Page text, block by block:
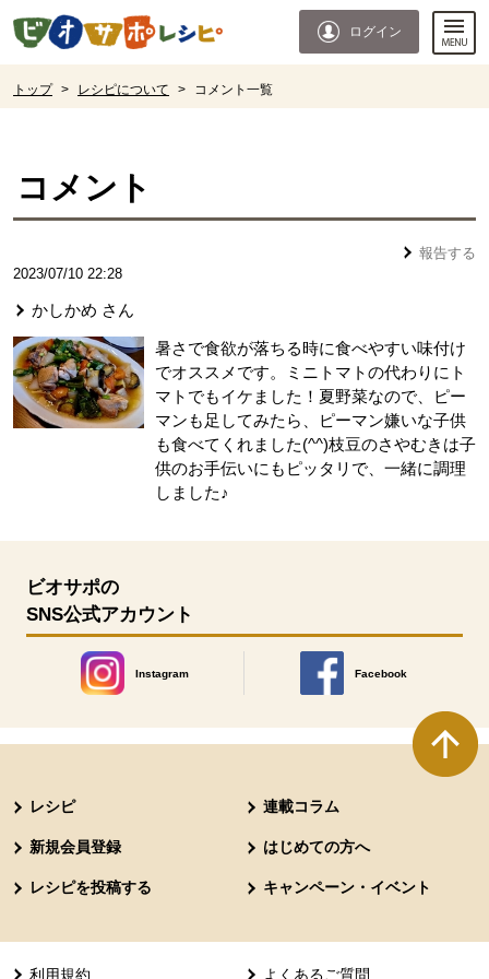
ページの先頭です。
ログイン
トップ > レシピについて > コメント一覧
コメント
報告する
2023/07/10 22:28
かしかめ さん
暑さで食欲が落ちる時に食べやすい味付け
でオススメです。ミニトマトの代わりにト
マトでもイケました！夏野菜なので、ピー
マンも足してみたら、ピーマン嫌いな子供
も食べてくれました(^^)枝豆のさやむきは子
供のお手伝いにもピッタリで、一緒に調理
しました♪
ビオサポの
SNS公式アカウント
Instagram
別のウィンドウで開きます。
Facebook
別のウィンドウで開きます
レシピ 連載コラム
新規会員登録 はじめての方へ
レシピを投稿する キャンペーン・イベント
利用規約 よくあるご質問